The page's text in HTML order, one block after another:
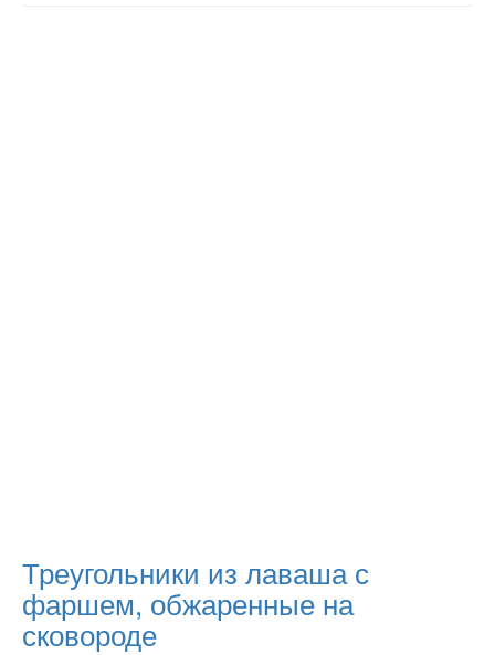
Треугольники из лаваша с
фаршем, обжаренные на
сковороде